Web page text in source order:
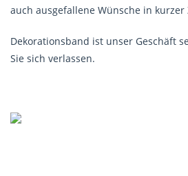
auch ausgefallene Wünsche in
Dekorationsband ist unser Geschäft
Sie sich verlassen.